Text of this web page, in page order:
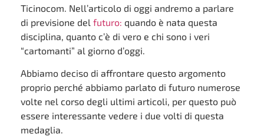
Ticinocom. Nell’articolo di oggi andremo a parlare
di previsione del futuro: quando è nata questa
disciplina, quanto c’è di vero e chi sono i veri
“cartomanti” al giorno d’oggi.
Abbiamo deciso di affrontare questo argomento
proprio perché abbiamo parlato di futuro numerose
volte nel corso degli ultimi articoli, per questo può
essere interessante vedere i due volti di questa
medaglia.